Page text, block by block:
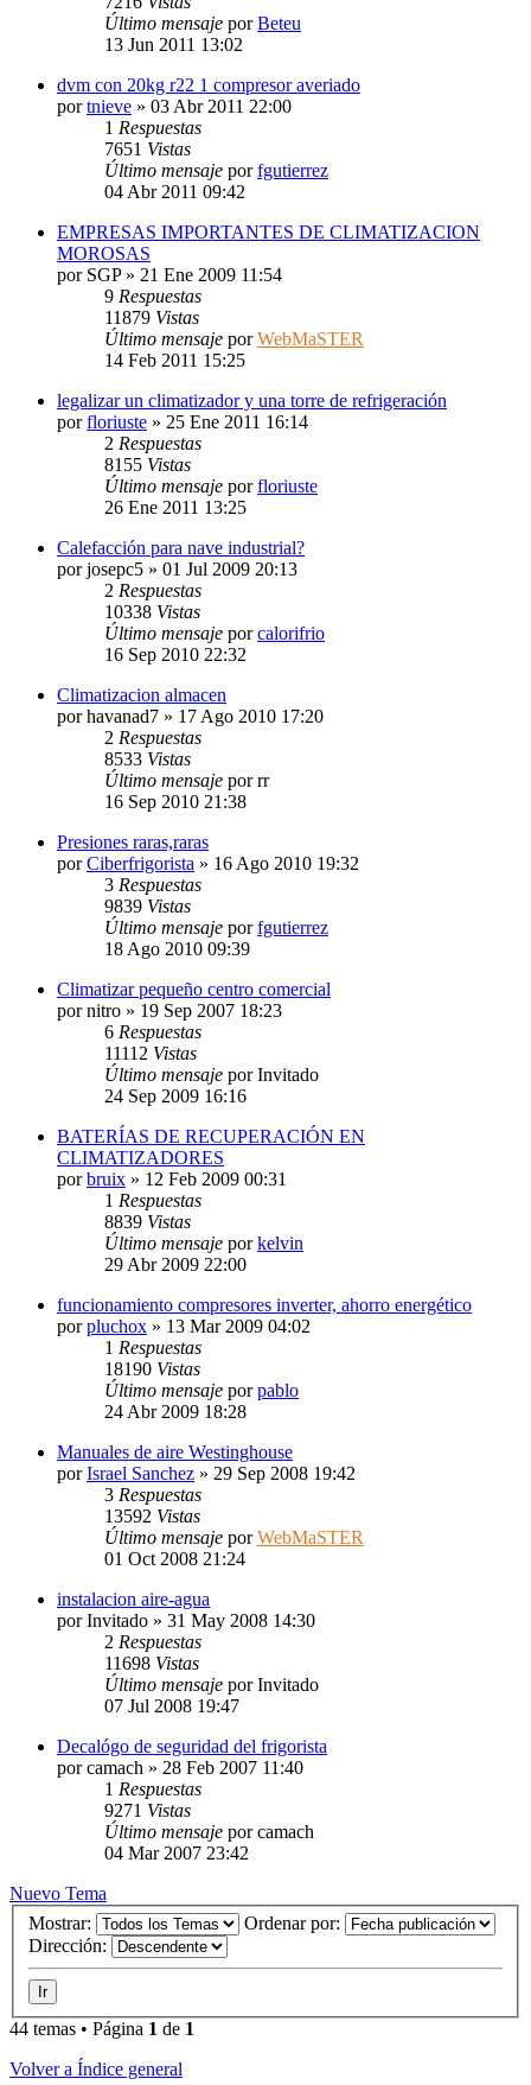
Último mensaje porBeteu
13 Jun 2011 13:02
dvm con 20kg r22 1 compresor averiado
portnieve » 03 Abr 2011 22:00
1 Respuestas
7651 Vistas
Último mensaje porfgutierrez
04 Abr 2011 09:42
EMPRESAS IMPORTANTES DE CLIMATIZACION
MOROSAS
por SGP» 21 Ene 2009 11:54
9 Respuestas
11879 Vistas
Último mensaje porWebMaSTER
14 Feb 2011 15:25
legalizar un climatizador y una torre de refrigeración
porfloriuste » 25 Ene 2011 16:14
2 Respuestas
8155 Vistas
Último mensaje porfloriuste
26 Ene 2011 13:25
Calefacción para nave industrial?
porjosepc5 » 01 Jul 2009 20:13
2 Respuestas
10338 Vistas
Último mensaje porcalorifrio
16 Sep 2010 22:32
Climatizacion almacen
porhavanad7 » 17 Ago 2010 17:20
2 Respuestas
8533 Vistas
Último mensaje porrr
16 Sep 2010 21:38
Presiones raras,raras
porCiberfrigorista » 16 Ago 2010 19:32
3 Respuestas
9839 Vistas
Último mensaje porfgutierrez
18 Ago 2010 09:39
Climatizar pequeño centro comercial
pornitro » 19 Sep 2007 18:23
6 Respuestas
11112 Vistas
Último mensaje porInvitado
24 Sep 2009 16:16
BATERÍAS DE RECUPERACIÓN EN
CLIMATIZADORES
porbruix » 12 Feb 2009 00:31
1 Respuestas
8839 Vistas
Último mensaje porkelvin
29 Abr 2009 22:00
funcionamiento compresores inverter, ahorro energético
porpluchox » 13 Mar 2009 04:02
1 Respuestas
18190 Vistas
Último mensaje porpablo
24 Abr 2009 18:28
Manuales de aire Westinghouse
porIsrael Sanchez » 29 Sep 2008 19:42
3 Respuestas
13592 Vistas
Último mensaje porWebMaSTER
01 Oct 2008 21:24
instalacion aire-agua
porInvitado » 31 May 2008 14:30
2 Respuestas
11698 Vistas
Último mensaje porInvitado
07 Jul 2008 19:47
Decalógo de seguridad del frigorista
porcamach » 28 Feb 2007 11:40
1 Respuestas
9271 Vistas
Último mensaje porcamach
04 Mar 2007 23:42
Nuevo Tema
Mostrar:
Ordenar por:
Dirección:
44 temas • Página 1 de 1
Volver a Índice general